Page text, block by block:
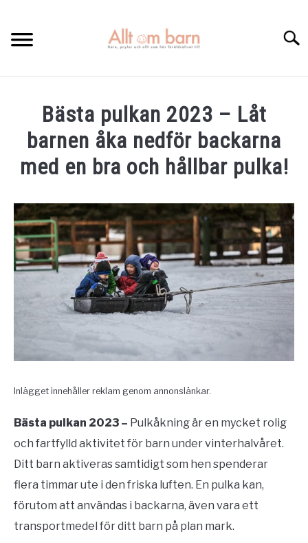
content
BÄST I TEST
GRAVIDITETSKALENDER
KONTAKTA
Bästa pulkan 2023 – Låt
barnen åka nedför backarna
med en bra och hållbar pulka!
by
Elin
in
Bäst
i
Inlägget innehåller reklam genom annonslänkar.
Bästa pulkan 2023 – Pulkåkning är en mycket rolig
och fartfylld aktivitet för barn under vinterhalvåret.
Ditt barn aktiveras samtidigt som hen spenderar
flera timmar ute i den friska luften. En pulka kan,
förutom att användas i backarna, även vara ett
transportmedel för ditt barn på plan mark.